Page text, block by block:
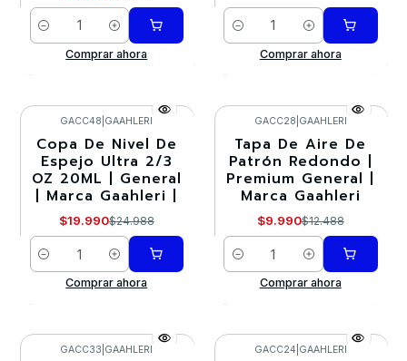
Cantidad
Comprar ahora
Cantidad
Comprar ahora
-20%
GACC48 GAAHLERI
Copa De Nivel De
Espejo Ultra 2/3
OZ 20ML | General
| Marca Gaahleri |
$19.990$24.988
Cantidad
Comprar ahora
-20%
GACC28 GAAHLERI
Tapa De Aire De
Patrón Redondo |
Premium General |
Marca Gaahleri
$9.990$12.488
Cantidad
Comprar ahora
GACC33 GAAHLERI GACC24 GAAHLERI